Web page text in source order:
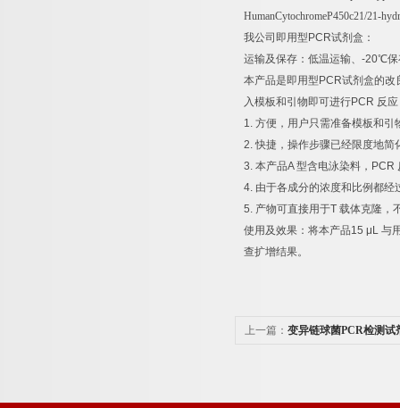
HumanCytochromeP450c21/21-
我公司即用型 PCR试剂盒：
运输及保存：低温运输、 -20℃
本产品是即用型 PCR试剂盒的改
入模板和引物即可进行PCR 反
1. 方便，用户只需准备模板和引
2.快捷，操作步骤已经限度地简
3. 本产品A型含电泳染料， PCR
4. 由于各成分的浓度和比例都
5. 产物可直接用于T 载体克隆，
使用及效果：将本产品15 μL 与
查扩增结果。
上一篇： 变异链球菌PCR检测试